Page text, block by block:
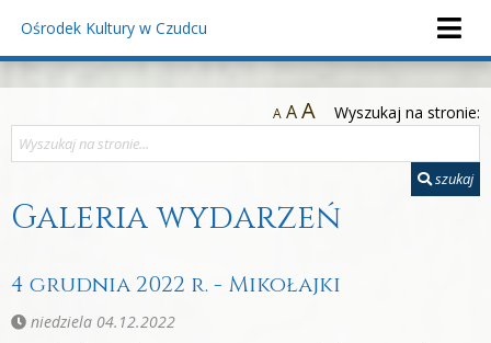
Ośrodek Kultury w Czudcu
A AA Wyszukaj na stronie:
szukaj
Galeria wydarzeń
4 grudnia 2022 r. - Mikołajki
niedziela 04.12.2022